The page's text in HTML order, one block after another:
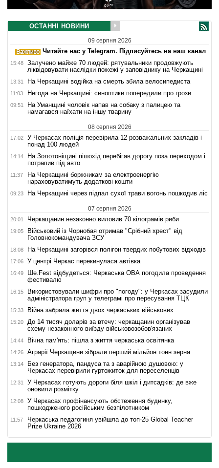
ОСТАННІ НОВИНИ
09 серпня 2026
Читайте нас у Telegram. Підписуйтесь на наш канал
15:48
Залучено майже 70 людей: рятувальники продовжують
ліквідовувати наслідки пожежі у заповіднику на Черкащині
13:31 На Черкащині водійка на смерть збила велосипедиста
11:03 Негода на Черкащині: синоптики попередили про грози
09:51
На Уманщині чоловік напав на собаку з палицею та
намагався наїхати на іншу тварину
08 серпня 2026
17:02
У Черкасах поліція перевірила 12 розважальних закладів і
понад 100 людей
14:14
На Золотоніщині пішохід перебігав дорогу поза переходом і
потрапив під авто
11:37
На Черкащині боржникам за електроенергію
нараховуватимуть додаткові кошти
09:23 На Черкащині через підпал сухої трави вогонь пошкодив ліс
07 серпня 2026
20:01 Черкащанин незаконно виловив 70 кілограмів риби
19:05
Військовий із Чорнобая отримав "Срібний хрест" від
Головнокомандувача ЗСУ
18:08 На Черкащині загорівся полігон твердих побутових відходів
17:06 У центрі Черкас перекинулася автівка
16:49
Ше.Fest відбудеться: Черкаська ОВА погодила проведення
фестивалю
16:15
Використовували шифри про "погоду": у Черкасах засудили
адміністратора груп у телеграмі про пересування ТЦК
15:33 Війна забрала життя двох черкаських військових
15:20
До 14 тисяч доларів за втечу: черкащанин організував
схему незаконного виїзду військовозобов'язаних
14:44 Вічна пам'ять: пішла з життя черкаська освітянка
14:26 Аграрії Черкащини зібрали перший мільйон тонн зерна
13:14
Без генератора, пандуса та з аварійною душовою: у
Черкасах перевірили гуртожиток для переселенців
12:31
У Черкасах готують дороги біля шкіл і дитсадків: де вже
оновили розмітку
12:08
У Черкасах профінансують обстеження будинку,
пошкодженого російським безпілотником
11:57
Черкаська педагогиня увійшла до топ-25 Global Teacher
Prize Ukraine 2026